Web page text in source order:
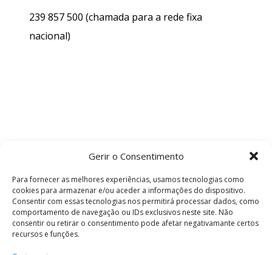
Gerir o Consentimento
Para fornecer as melhores experiências, usamos tecnologias como
cookies para armazenar e/ou aceder a informações do dispositivo.
Consentir com essas tecnologias nos permitirá processar dados, como
comportamento de navegação ou IDs exclusivos neste site. Não
consentir ou retirar o consentimento pode afetar negativamante certos
recursos e funções.
239 857 500 (chamada para a rede fixa
nacional)